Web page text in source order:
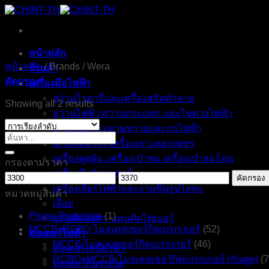
ข้าม
เนื้อหาหน้าหลัก
ร้านค้า
เครื่องมือไฟฟ้า
สว่านโรตารี่และเครื่องสกัดทำลาย
สว่านไฟฟ้า สว่านกระแทก และไขควงไฟฟ้า
เครื่องขัดกระดาษทรายและกบไฟฟ้า
เครื่องคอร์ลิ่ง เครื่องเจาะดอกเพชร
เครื่องดูดฝุ่น, เครื่องเป่าลม เครื่องเป่าลมร้อน
เครื่องมือวัดเลเซอร์
เครื่องเจียรไฟฟ้าและงานขึ้นรูปโลหะ
เลื่อย
แท่นตัดองศา, แท่นตัดไฟเบอร์
มอเตอร์ไฟฟ้า
มอเตอร์เหนี่ยวนำ
มอเตอร์กันระเบิด
หน้าหลัก /Brands /Wera
คัดกรอง
Showing all 2 results
ค้นหา:
กรองตามราคา
ราคา
ต่ำ
ราคา
สูงสุด
คัดกรอง
หมวดหมู่สินค้า
Phase Protection (1)
MCCB, RCBO โมลเคสเซอร์กิตเบรกเกอร์ (52)
MCCB โมลเคสเซอร์กิตเบรกเกอร์ (46)
RCBO+MCCB โมลเคสเซอร์กิตเบรกเกอร์+กันดูด)